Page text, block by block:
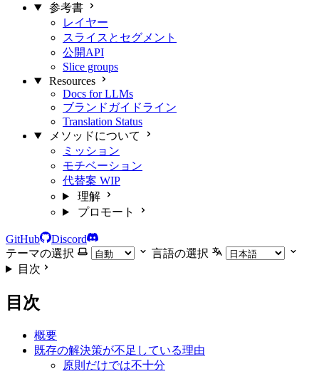
参考書
レイヤー
スライスとセグメント
公開API
Slice groups
Resources
Docs for LLMs
ブランドガイドライン
Translation Status
メソッドについて
ミッション
モチベーション
代替案 WIP
理解
プロモート
GitHub
Discord
テーマの選択
言語の選択
目次
目次
概要
既存の解決策が不足している理由
原則だけでは不十分